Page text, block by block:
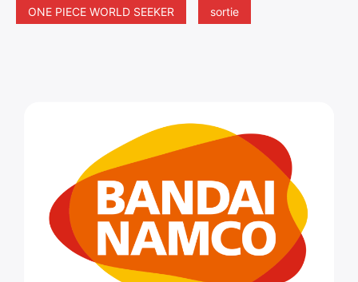
ONE PIECE WORLD SEEKER
sortie